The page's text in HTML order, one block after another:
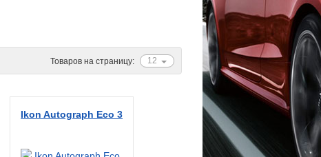
12
Товаров на страницу:
Ikon Autograph Eco 3